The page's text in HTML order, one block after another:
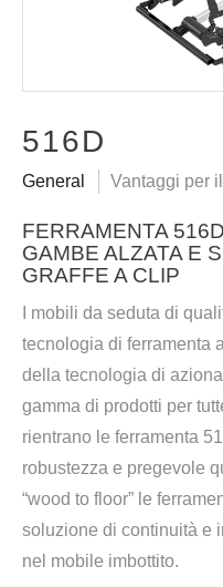
516D
General Vantaggi per
FERRAMENTA
GAMBE ALZATA E
GRAFFE A CLIP
I mobili da seduta di
tecnologia di ferramenta
della tecnologia di
gamma di prodotti per
rientrano le ferramenta
robustezza e pregevole
“wood to floor” le
soluzione di continuità e
nel mobile imbottito.